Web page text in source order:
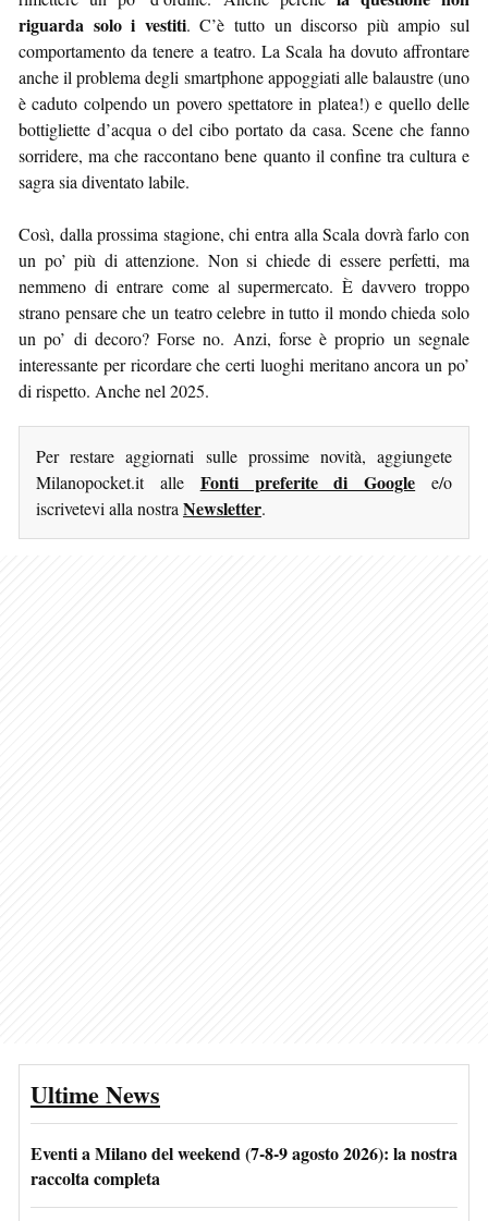
riguarda solo i vestiti. C’è tutto un discorso più ampio sul
comportamento da tenere a teatro. La Scala ha dovuto affrontare
anche il problema degli smartphone appoggiati alle balaustre (uno
è caduto colpendo un povero spettatore in platea!) e quello delle
bottigliette d’acqua o del cibo portato da casa. Scene che fanno
sorridere, ma che raccontano bene quanto il confine tra cultura e
sagra sia diventato labile.
Così, dalla prossima stagione, chi entra alla Scala dovrà farlo con
un po’ più di attenzione. Non si chiede di essere perfetti, ma
nemmeno di entrare come al supermercato. È davvero troppo
strano pensare che un teatro celebre in tutto il mondo chieda solo
un po’ di decoro? Forse no. Anzi, forse è proprio un segnale
interessante per ricordare che certi luoghi meritano ancora un po’
di rispetto. Anche nel 2025.
Per restare aggiornati sulle prossime novità, aggiungete
Milanopocket.it alle Fonti preferite di Google e/o
iscrivetevi alla nostra Newsletter.
Ultime News
Eventi a Milano del weekend (7-8-9 agosto 2026): la nostra
raccolta completa